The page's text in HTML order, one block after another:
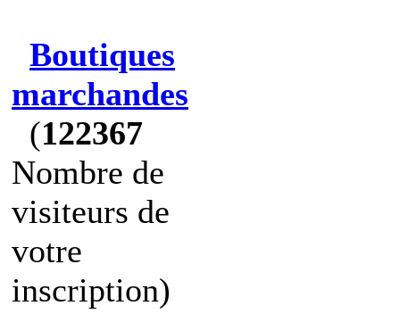
Boutiques
marchandes
(122367
Nombre de
visiteurs de
votre
inscription)